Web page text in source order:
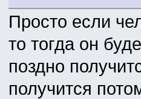
Просто если
то тогда он
поздно
получится